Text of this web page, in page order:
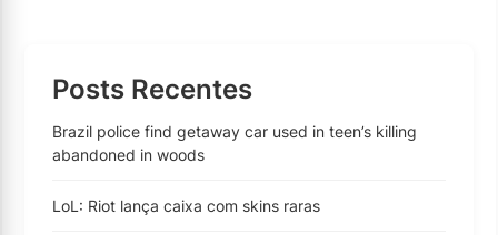
Posts Recentes
Brazil police find getaway car used in teen’s killing
abandoned in woods
LoL: Riot lança caixa com skins raras